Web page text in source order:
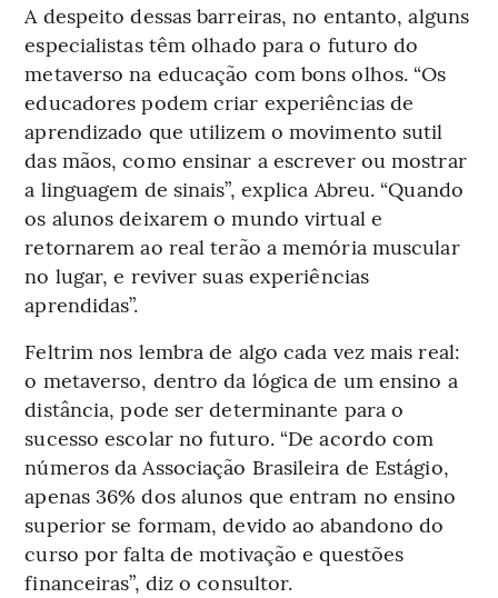
A despeito dessas barreiras, no entanto, alguns
especialistas têm olhado para o futuro do
metaverso na educação com bons olhos. “Os
educadores podem criar experiências de
aprendizado que utilizem o movimento sutil
das mãos, como ensinar a escrever ou mostrar
a linguagem de sinais”, explica Abreu. “Quando
os alunos deixarem o mundo virtual e
retornarem ao real terão a memória muscular
no lugar, e reviver suas experiências
aprendidas”.
Feltrim nos lembra de algo cada vez mais real:
o metaverso, dentro da lógica de um ensino a
distância, pode ser determinante para o
sucesso escolar no futuro. “De acordo com
números da Associação Brasileira de Estágio,
apenas 36% dos alunos que entram no ensino
superior se formam, devido ao abandono do
curso por falta de motivação e questões
financeiras”, diz o consultor.